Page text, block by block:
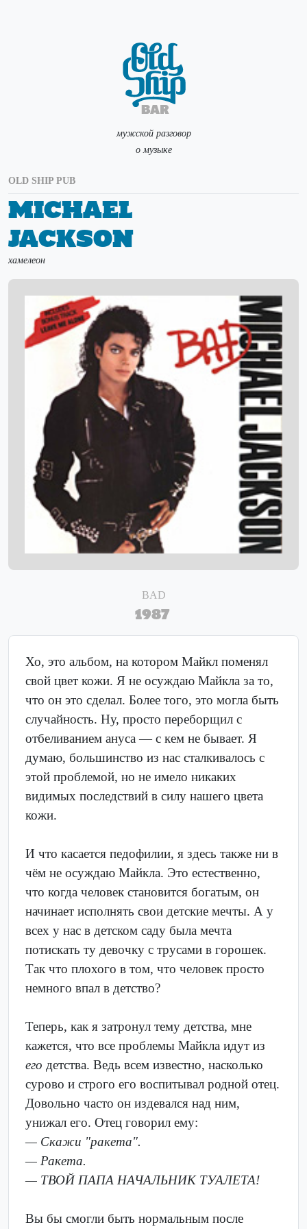
мужской разговор
о музыке
OLD SHIP PUB
Michael
Jackson
хамелеон
BAD
1987
Хо, это альбом, на котором Майкл поменял
свой цвет кожи. Я не осуждаю Майкла за то,
что он это сделал. Более того, это могла быть
случайность. Ну, просто переборщил с
отбеливанием ануса — с кем не бывает. Я
думаю, большинство из нас сталкивалось с
этой проблемой, но не имело никаких
видимых последствий в силу нашего цвета
кожи.
И что касается педофилии, я здесь также ни в
чём не осуждаю Майкла. Это естественно,
что когда человек становится богатым, он
начинает исполнять свои детские мечты. А у
всех у нас в детском саду была мечта
потискать ту девочку с трусами в горошек.
Так что плохого в том, что человек просто
немного впал в детство?
Теперь, как я затронул тему детства, мне
кажется, что все проблемы Майкла идут из
его детства. Ведь всем известно, насколько
сурово и строго его воспитывал родной отец.
Довольно часто он издевался над ним,
унижал его. Отец говорил ему:
— Скажи "ракета".
— Ракета.
— ТВОЙ ПАПА НАЧАЛЬНИК ТУАЛЕТА!
Вы бы смогли быть нормальным после